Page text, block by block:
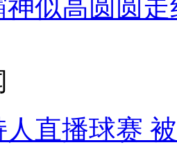
神似高圆圆走
人直播球赛